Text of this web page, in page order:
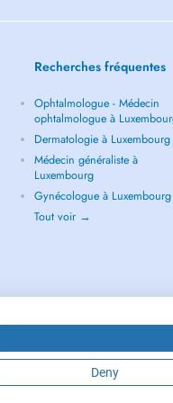
Recherches fréquentes
Ophtalmologue - Médecin
ophtalmologue à
Dermatologie à Luxembourg
Médecin généraliste à
Luxembourg
Gynécologue à Luxembourg
Tout voir →
Copyright © 2026 - DOCTENA S.A.
Deny